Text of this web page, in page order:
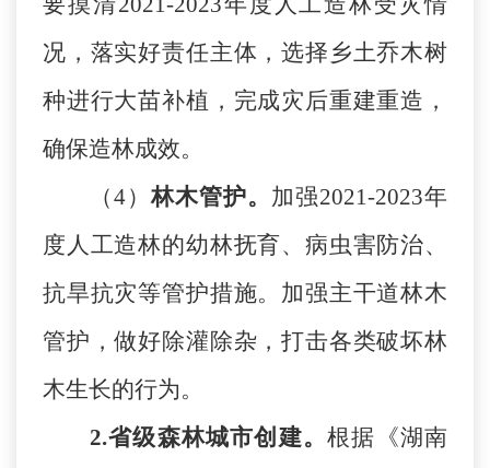
况，落实好责任主体，选择乡土乔木树
种进行大苗补植，完成灾后重建重造，
确保造林成效。
（4）林木管护。 加强2021-2023年
度人工造林的幼林抚育、病虫害防治、
抗旱抗灾等管护措施。加强主干道林木
管护，做好除灌除杂，打击各类破坏林
木生长的行为。
2.省级森林城市创建。根据《湖南